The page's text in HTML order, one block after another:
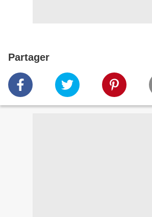
Partager